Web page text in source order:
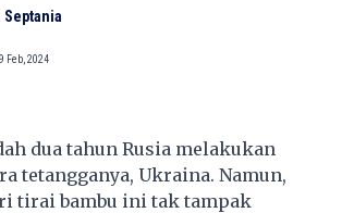
Septania
Feb, 2024
dua tahun Rusia melakukan
tetangganya, Ukraina. Namun,
tirai bambu ini tak tampak